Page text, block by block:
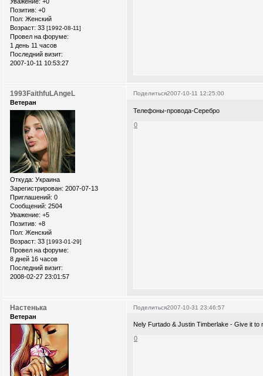
Позитив: +0
Пол: Женский
Возраст: 33 [1992-08-11]
Провел на форуме:
1 день 11 часов
Последний визит:
2007-10-11 10:53:27
Поделиться2007-10-11 12:25:00
1993FaithfuLAngeL
Ветеран
Откуда: Украина
Зарегистрирован: 2007-07-13
Приглашений: 0
Сообщений: 2504
Уважение: +5
Позитив: +8
Пол: Женский
Возраст: 33 [1993-01-29]
Провел на форуме:
8 дней 16 часов
Последний визит:
2008-02-27 23:01:57
Телефоны-провода-Серебро
0
Поделиться2007-10-31 23:46:57
Настенька
Ветеран
Nely Furtado & Justin Timberlake - Give it to
0